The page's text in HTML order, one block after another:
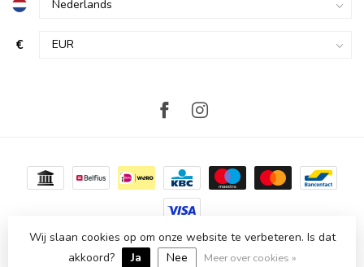
€
© Copyright 2026 Atmosvert- Powered byLightspeed -
Lightspeed designby Dyvelopment
Wij slaan cookies op om onze website te verbeteren. Is dat
akkoord?
Ja Nee Meer over cookies »